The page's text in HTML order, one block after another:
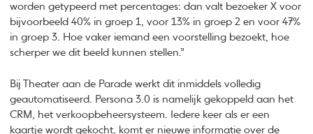
worden getypeerd met percentages: dan valt bezoeker X voor
bijvoorbeeld 40% in groep 1, voor 13% in groep 2 en voor 47%
in groep 3. Hoe vaker iemand een voorstelling bezoekt, hoe
scherper we dit beeld kunnen stellen.”
Bij Theater aan de Parade werkt dit inmiddels volledig
geautomatiseerd. Persona 3.0 is namelijk gekoppeld aan het
CRM, het verkoopbeheersysteem. Iedere keer als er een
kaartje wordt gekocht, komt er nieuwe informatie over de